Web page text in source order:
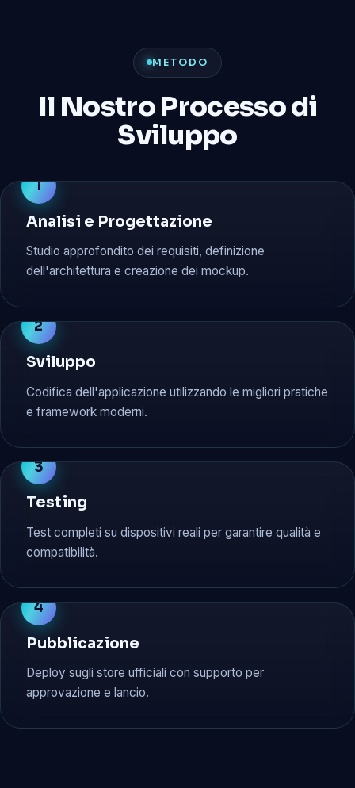
METODO
Il Nostro Processo di
Sviluppo
1
Analisi e Progettazione
Studio approfondito dei requisiti, definizione
dell'architettura e creazione dei mockup.
2
Sviluppo
Codifica dell'applicazione utilizzando le migliori pratiche
e framework moderni.
3
Testing
Test completi su dispositivi reali per garantire qualità e
compatibilità.
4
Pubblicazione
Deploy sugli store ufficiali con supporto per
approvazione e lancio.